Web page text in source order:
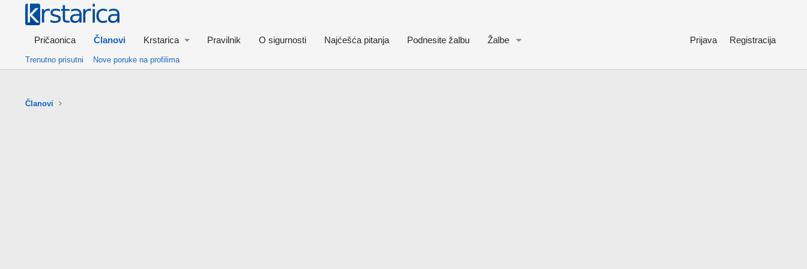
Pričaonica Članovi Krstarica Pravilnik O sigurnosti Najćešća pitanja Podnesite žalbu Žalbe Prijava Registracija
Trenutno prisutni Nove poruke na profilima
Članovi